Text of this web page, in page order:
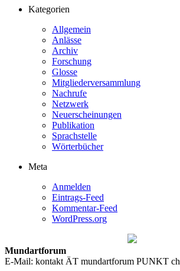
Kategorien
Allgemein
Anlässe
Archiv
Forschung
Glosse
Mitgliederversammlung
Nachrufe
Netzwerk
Neuerscheinungen
Publikation
Sprachstelle
Wörterbücher
Meta
Anmelden
Eintrags-Feed
Kommentar-Feed
WordPress.org
Mundartforum
E-Mail: kontakt ÄT mundartforum PUNKT ch